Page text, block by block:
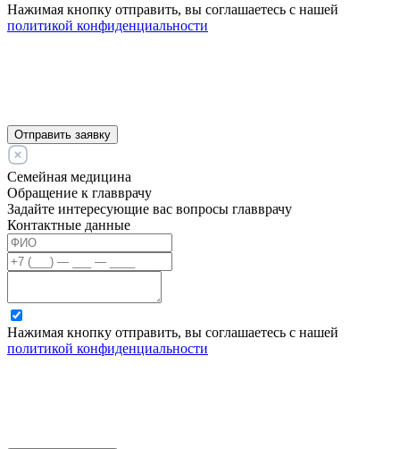
Нажимая кнопку отправить, вы соглашаетесь с нашей
политикой конфиденциальности
Отправить заявку
Семейная медицина
Обращение к главврачу
Задайте интересующие вас вопросы главврачу
Контактные данные
Нажимая кнопку отправить, вы соглашаетесь с нашей
политикой конфиденциальности